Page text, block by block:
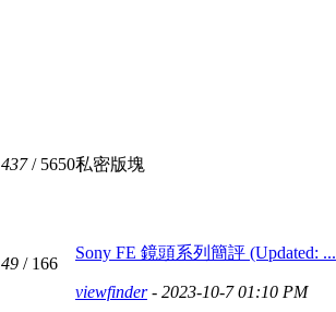
437/ 5650私密版塊
49 / 166
Sony FE 鏡頭系列簡評 (Updated: ...
viewfinder- 2023-10-7 01:10 PM